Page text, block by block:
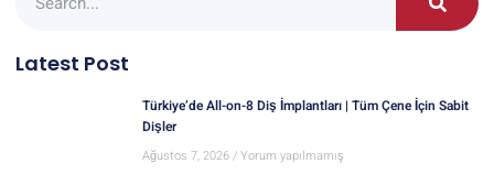
Latest Post
Türkiye’de All-on-8 Diş İmplantları | Tüm Çene İçin Sabit
Dişler
Ağustos 7, 2026 Yorum yapılmamış